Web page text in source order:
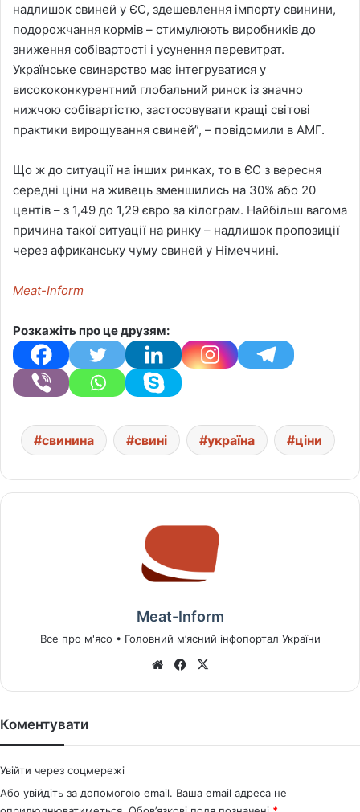
надлишок свиней у ЄС, здешевлення імпорту свинини,
подорожчання кормів – стимулюють виробників до
зниження собівартості і усунення перевитрат.
Українське свинарство має інтегруватися у
висококонкурентний глобальний ринок із значно
нижчою собівартістю, застосовувати кращі світові
практики вирощування свиней”, – повідомили в АМГ.
Що ж до ситуації на інших ринках, то в ЄС з вересня
середні ціни на живець зменшились на 30% або 20
центів – з 1,49 до 1,29 євро за кілограм. Найбільш вагома
причина такої ситуації на ринку – надлишок пропозиції
через африканську чуму свиней у Німеччині.
Meat-Inform
Розкажіть про це друзям:
свинина свині україна ціни
Meat-Inform
Все про м'ясо • Головний м’ясний інфопортал України
We
Fa
Коментувати
Увійти через соцмережі
Або увійдіть за допомогою email. Ваша email адреса не